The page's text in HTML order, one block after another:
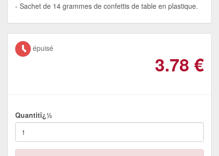
Sachet de 14 grammes de confettis de table en plastique.
épuisé
3.78 €
Quantitï¿½